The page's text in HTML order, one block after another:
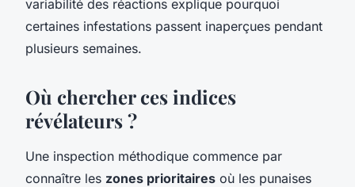
variabilité des réactions explique pourquoi
certaines infestations passent inaperçues pendant
plusieurs semaines.
Où chercher ces indices
révélateurs ?
Une inspection méthodique commence par
connaître les zones prioritaires où les punaises